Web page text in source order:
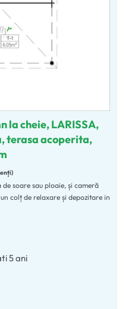
la cheie, LARISSA,
terasa acoperita,
soare sau ploaie, și cameră
colț de relaxare și depozitare in
5 ani